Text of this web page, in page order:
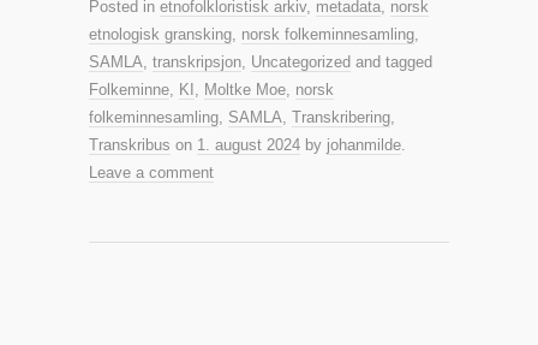
Posted in etnofolkloristisk arkiv, metadata norsk
etnologisk gransking norsk folkeminnesamling
SAMLA transkripsjon Uncategorized and tagged
Folkeminne
KI Moltke Moe norsk
folkeminnesamling SAMLA Transkribering
Transkribus on 1. august 2024 by johanmilde
Leave a comment